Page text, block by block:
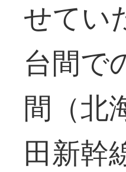
せてい
台間で
間（北
田新幹